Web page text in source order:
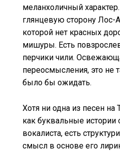
меланхоличный
глянцевую сторону Лос-
которой нет красных
мишуры. Есть
перчики чили.
переосмысления, это не
было бы ожидать.
Хотя ни одна из песен на
как буквальные истории
вокалиста, есть
смысл в основе его